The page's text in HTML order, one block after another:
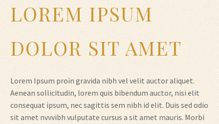
LOREM IPSUM
DOLOR SIT AMET
Lorem Ipsum proin gravida nibh vel velit auctor aliquet.
Aenean sollicitudin, lorem quis bibendum auctor, nisi elit
consequat ipsum, nec sagittis sem nibh id elit. Duis sed odio
sit amet nvvvibh vulputate cursus a sit amet mauris. Morbi